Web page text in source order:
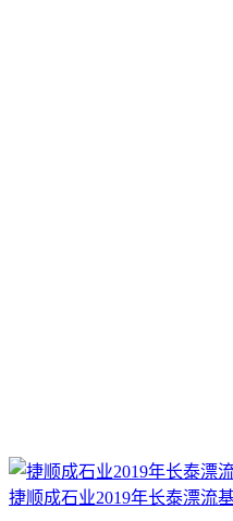
捷顺成石业2019年长泰漂流